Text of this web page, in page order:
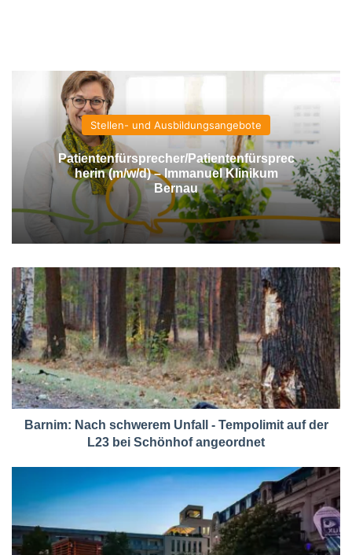
Stellen- und Ausbildungsangebote
Patientenfürsprecher/Patientenfürsprec
herin (m/w/d) – Immanuel Klinikum
Bernau
Barnim: Nach schwerem Unfall - Tempolimit auf der
L23 bei Schönhof angeordnet